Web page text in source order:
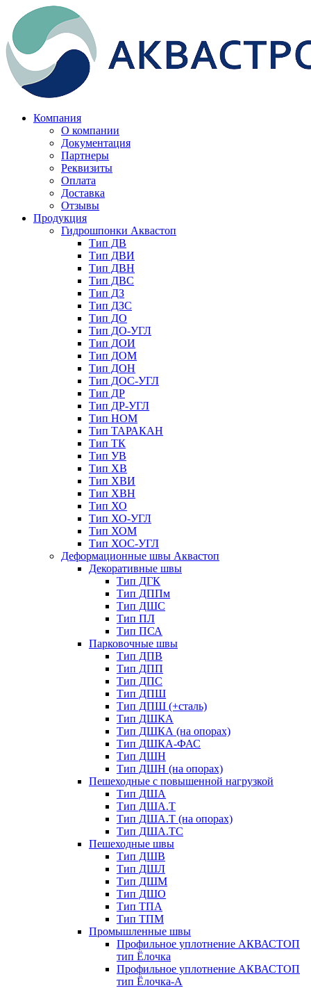
Компания
О компании
Документация
Партнеры
Реквизиты
Оплата
Доставка
Отзывы
Продукция
Гидрошпонки Аквастоп
Тип ДВ
Тип ДВИ
Тип ДВН
Тип ДВС
Тип ДЗ
Тип ДЗС
Тип ДО
Тип ДО-УГЛ
Тип ДОИ
Тип ДОМ
Тип ДОН
Тип ДОС-УГЛ
Тип ДР
Тип ДР-УГЛ
Тип НОМ
Тип ТАРАКАН
Тип ТК
Тип УВ
Тип ХВ
Тип ХВИ
Тип ХВН
Тип ХО
Тип ХО-УГЛ
Тип ХОМ
Тип ХОС-УГЛ
Деформационные швы Аквастоп
Декоративные швы
Тип ДГК
Тип ДППм
Тип ДШС
Тип ПЛ
Тип ПСА
Парковочные швы
Тип ДПВ
Тип ДПП
Тип ДПС
Тип ДПШ
Тип ДПШ (+сталь)
Тип ДШКА
Тип ДШКА (на опорах)
Тип ДШКА-ФАС
Тип ДШН
Тип ДШН (на опорах)
Пешеходные с повышенной нагрузкой
Тип ДША
Тип ДША.Т
Тип ДША.Т (на опорах)
Тип ДША.ТС
Пешеходные швы
Тип ДШВ
Тип ДШЛ
Тип ДШМ
Тип ДШО
Тип ТПА
Тип ТПМ
Промышленные швы
Профильное уплотнение АКВАСТОП
тип Ёлочка
Профильное уплотнение АКВАСТОП
тип Ёлочка-А